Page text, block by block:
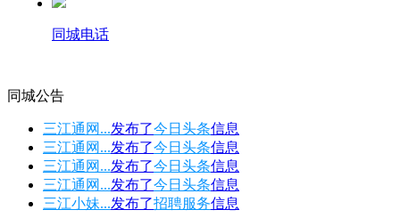
同城电话
同城公告
三江通网...发布了今日头条信息
三江通网...发布了今日头条信息
三江通网...发布了今日头条信息
三江通网...发布了今日头条信息
三江小妹...发布了招聘服务信息